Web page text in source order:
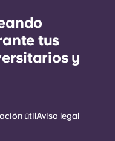
tus
y
útilAviso legal